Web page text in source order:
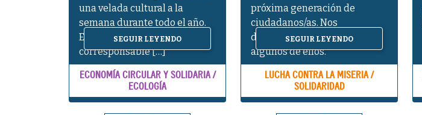
una velada cultural a la
semana durante todo el año.
Entrevista con Ophélie,
corresponsable […]
SEGUIR LEYENDO
ECONOMÍA CIRCULAR Y SOLIDARIA /
ECOLOGÍA
próxima generación de
ciudadanos/as. Nos
disponemos a conocer a
algunos de ellos.
SEGUIR LEYENDO
LUCHA CONTRA LA MISERIA /
SOLIDARIDAD